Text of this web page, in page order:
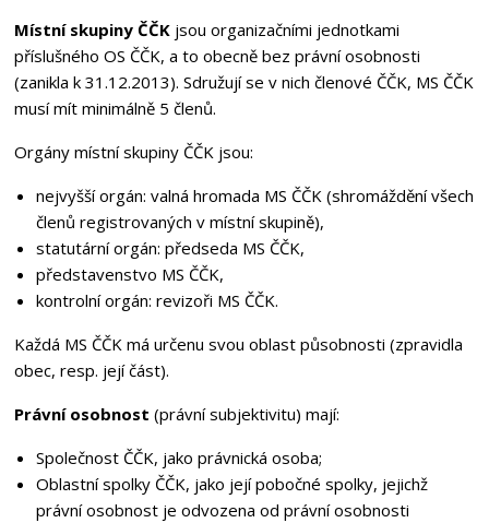
Místní skupiny ČČKjsou organizačními jednotkami
příslušného OS ČČK, a to obecně bez právní osobnosti
(zanikla k 31.12.2013). Sdružují se v nich členové ČČK, MS ČČK
musí mít minimálně 5 členů.
Orgány místní skupiny ČČK jsou:
nejvyšší orgán: valná hromada MS ČČK (shromáždění všech
členů registrovaných v místní skupině),
statutární orgán: předseda MS ČČK,
představenstvo MS ČČK,
kontrolní orgán: revizoři MS ČČK.
Každá MS ČČK má určenu svou oblast působnosti (zpravidla
obec, resp. její část).
Právní osobnost (právní subjektivitu) mají:
Společnost ČČK, jako právnická osoba;
Oblastní spolky ČČK, jako její pobočné spolky, jejichž
právní osobnost je odvozena od právní osobnosti